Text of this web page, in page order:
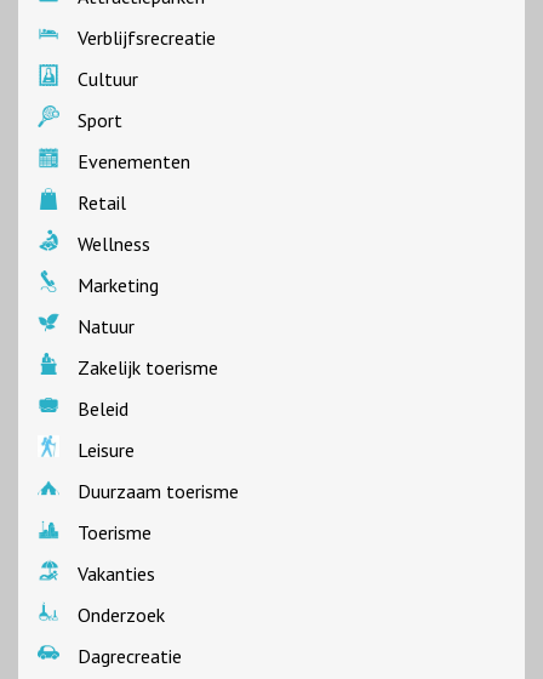
Verblijfsrecreatie
Cultuur
Sport
Evenementen
Retail
Wellness
Marketing
Natuur
Zakelijk toerisme
Beleid
Leisure
Duurzaam toerisme
Toerisme
Vakanties
Onderzoek
Dagrecreatie